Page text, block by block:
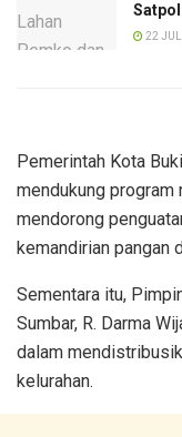
22
Pemerintah Kota
mendukung program
mendorong
kemandirian pangan
Sementara itu,
Sumbar, R. Darma
dalam
kelurahan.